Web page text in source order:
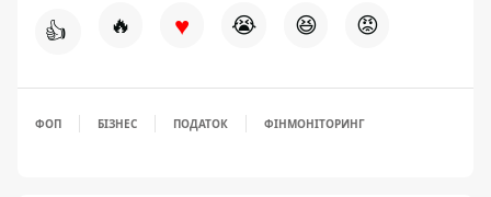
👍 🔥 ♥ 😭 😆 😡
ФОП БІЗНЕС ПОДАТОК ФІНМОНІТОРИНГ